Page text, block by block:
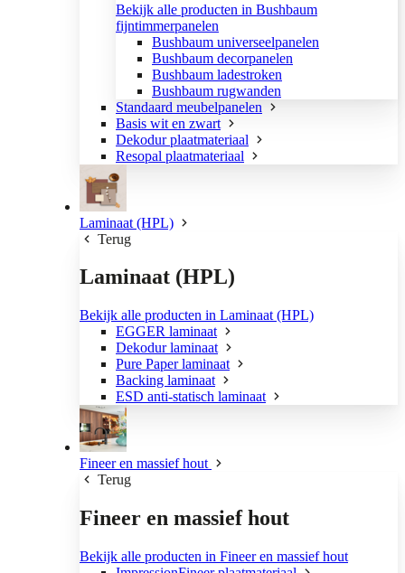
Bekijk alle producten in Bushbaum
fijntimmerpanelen
Bushbaum universeelpanelen
Bushbaum decorpanelen
Bushbaum ladestroken
Bushbaum rugwanden
Standaard meubelpanelen
Basis wit en zwart
Dekodur plaatmateriaal
Resopal plaatmateriaal
Laminaat (HPL)
Terug
Laminaat (HPL)
Bekijk alle producten in Laminaat (HPL)
EGGER laminaat
Dekodur laminaat
Pure Paper laminaat
Backing laminaat
ESD anti-statisch laminaat
Fineer en massief hout
Terug
Fineer en massief hout
Bekijk alle producten in Fineer en massief hout